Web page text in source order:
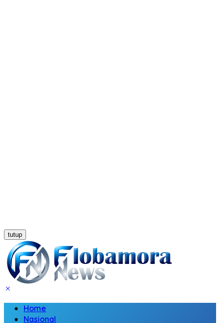
tutup
Home
Nasional